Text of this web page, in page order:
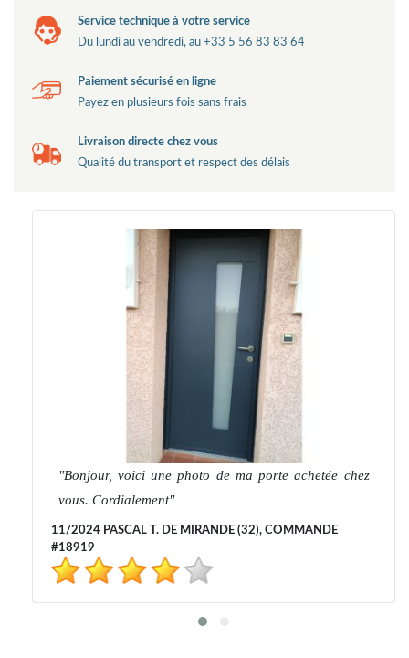
Service technique à votre service
Du lundi au vendredi, au +33 5 56 83 83 64
Paiement sécurisé en ligne
Payez en plusieurs fois sans frais
Livraison directe chez vous
Qualité du transport et respect des délais
Bonjour, voici une photo de ma porte achetée chez
vous. Cordialement
11/2024 PASCAL T. DE MIRANDE (32), COMMANDE
#18919